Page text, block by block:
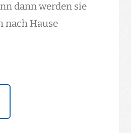
dann werden sie
nach Hause